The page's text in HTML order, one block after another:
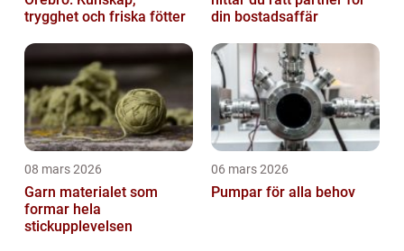
trygghet och friska fötter
din bostadsaffär
08 mars 2026
Garn materialet som
formar hela
stickupplevelsen
06 mars 2026
Pumpar för alla behov